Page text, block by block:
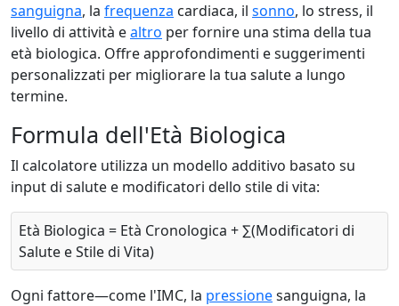
sanguigna, la frequenza cardiaca, il sonno, lo stress, il
livello di attività ealtro per fornire una stima della tua
età biologica. Offre approfondimenti e suggerimenti
personalizzati per migliorare la tua salute a lungo
termine.
Formula dell'Età Biologica
Il calcolatore utilizza un modello additivo basato su
input di salute e modificatori dello stile di vita:
Età Biologica = Età Cronologica + ∑(Modificatori di
Salute e Stile di Vita)
Ogni fattore—come l'IMC, la pressionesanguigna, la